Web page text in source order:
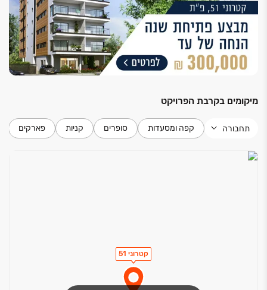
מיקומים בקרבת הפרויקט
תחבורה קפה ומסעדות סופרים קניות פארקים
קטרוני 51